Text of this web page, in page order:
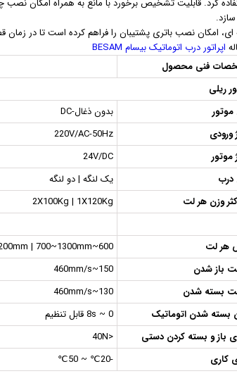
کرد. قابلیت تشخیص برخورد با مانع به همراه امکان
ای، امکان نصب باتری پشتیبان را فراهم کرده است تا در
اپراتور درب اتوماتیک بیسام BESAM
فنی محصول
ریلی
بدون ذغال-DC
ورودی
220V/AC-50Hz
موتور
24V/DC
درب
یک لنگه | دو لنگه
وزن هر لت
2X100Kg | 1X120Kg
هر لت
600~1200mm | 700~1300mm
باز شدن
150~460mm/s
بسته شدن
130~460mm/s
بسته شدن اتوماتیک
0 ~ 8s قابل تنظیم
باز و بسته کردن دستی
<40N
کاری
-20℃ ~ 50℃